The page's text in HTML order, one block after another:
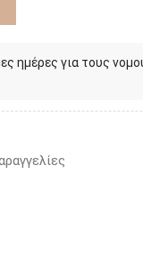
ημέρες για τους